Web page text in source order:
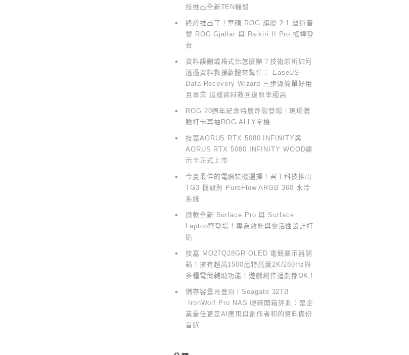
技推出全新TEN機殼
終於推出了！華碩 ROG 旗艦 2.1 聲道音
響 ROG Gjallar 與 Raikiri II Pro 搖桿登
台
資料誤刪或格式化怎麼辦？技術頗析如何
透過資料救援軟體來幫忙： EaseUS
Data Recovery Wizard 三步驟簡單好用
且專業 這樣資料救回復原率極高
ROG 20週年紀念特展炸裂登場！現場體
驗打卡再抽ROG ALLY掌機
技嘉AORUS RTX 5080 INFINITY與
AORUS RTX 5080 INFINITY WOOD顯
示卡正式上市
今夏最佳的電腦裝機選擇！君主科技推出
TG3 機殼與 PureFlow ARGB 360 水冷
系統
微軟全新 Surface Pro 與 Surface
Laptop齊登場！專為效能與靈活性設計打
造
技嘉 MO27Q28GR OLED 電競顯示器開
箱！擁有超高1500尼特亮度2K/280Hz與
多種電競輔助功能！遊戲創作追劇都OK！
儲存容量再登頂！Seagate 32TB
IronWolf Pro NAS 硬碟開箱評測：是企
業最佳更是AI應用與創作者和的資料備份
首選